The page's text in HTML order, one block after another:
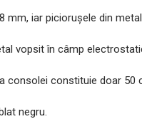
mm, iar piciorușele din
vopsit în câmp
consolei constituie doar
negru.